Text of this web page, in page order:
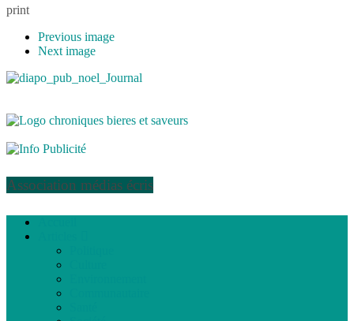
print
Previous image
Next image
Association médias écris